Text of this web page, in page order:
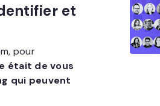
et
pour
était de vous
qui peuvent